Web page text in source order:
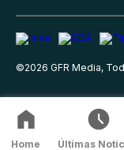
©2026 GFR Media,
Home Últimas